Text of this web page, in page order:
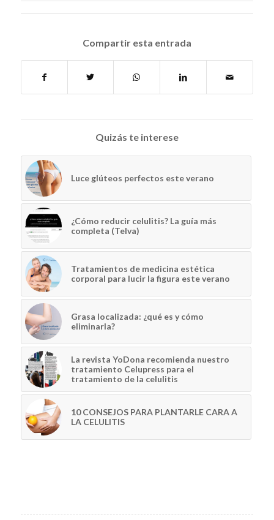
Compartir esta entrada
Quizás te interese
Luce glúteos perfectos este verano
¿Cómo reducir celulitis? La guía más
completa (Telva)
Tratamientos de medicina estética
corporal para lucir la figura este verano
Grasa localizada: ¿qué es y cómo
eliminarla?
La revista YoDona recomienda nuestro
tratamiento Celupress para el
tratamiento de la celulitis
10 CONSEJOS PARA PLANTARLE CARA A
LA CELULITIS